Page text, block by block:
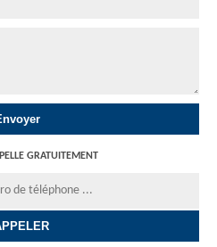
GRATUITEMENT